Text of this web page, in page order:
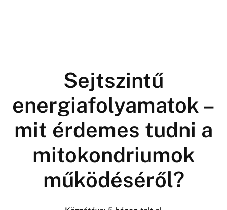
Sejtszintű
energiafolyamatok –
mit érdemes tudni a
mitokondriumok
működéséről?